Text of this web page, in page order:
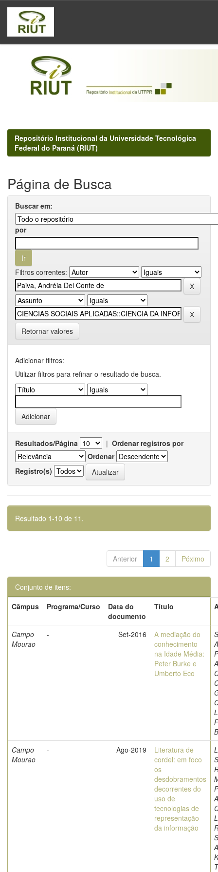
Skip
navigation
Repositório Institucional da Universidade Tecnológica
Federal do Paraná (RIUT)
Página de Busca
Buscar em:
por
Filtros correntes:
Retornar valores
Adicionar filtros:
Utilizar filtros para refinar o resultado de busca.
Resultados/Página | Ordenar registros por
Ordenar
Registro(s)
Resultado 1-10 de 11.
Anterior 1 2 Póximo
Conjunto de itens:
Câmpus
Programa/Curso
Data do
documento
Título
Campo
Mourao
- Set-2016
A mediação do
conhecimento
na Idade Média:
Peter Burke e
Umberto Eco
Campo
Mourao
- Ago-2019
Literatura de
cordel: em foco
os
desdobramentos
decorrentes do
uso de
tecnologias de
representação
da informação